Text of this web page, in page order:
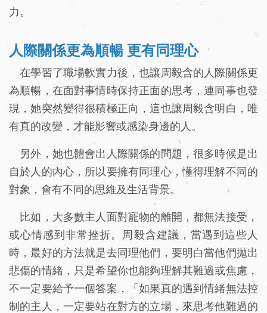
力。
人際關係更為順暢 更有同理心
在學習了職場軟實力後，也讓周毅含的人際關係更
為順暢，在面對事情時保持正面的思考，連同事也發
現，她突然變得很積極正向，這也讓周毅含明白，唯
有真的改變，才能影響或感染身邊的人。
另外，她也體會出人際關係的問題，很多時候是出
自於人的內心，所以要擁有同理心，懂得理解不同的
對象，會有不同的思維及生活背景。
比如，大多數主人面對寵物的離開，都無法接受，
或心情感到非常挫折。周毅含建議，當遇到這些人
時，最好的方法就是去同理他們，要明白當他們拋出
悲傷的情緒，只是希望你也能夠理解其難過或焦慮，
不一定要給予一個答案，「如果真的遇到情緒無法控
制的主人，一定要站在對方的立場，來思考他難過的